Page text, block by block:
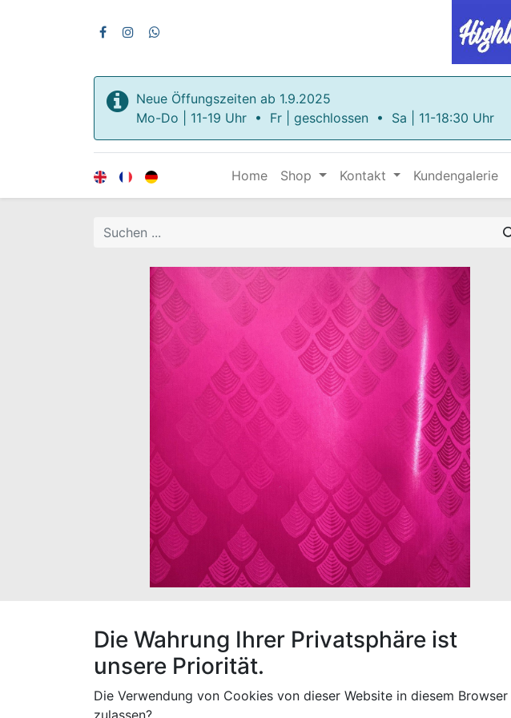
Neue Öffungszeiten ab 1.9.2025
Mo-Do | 11-19 Uhr • Fr | geschlossen • Sa | 11-18:30 Uhr
Home Shop Kontakt Kundengalerie
Spezifikationen
Die Wahrung Ihrer Privatsphäre ist
unsere Priorität.
Die Verwendung von Cookies von dieser Website in diesem Browser
zulassen?